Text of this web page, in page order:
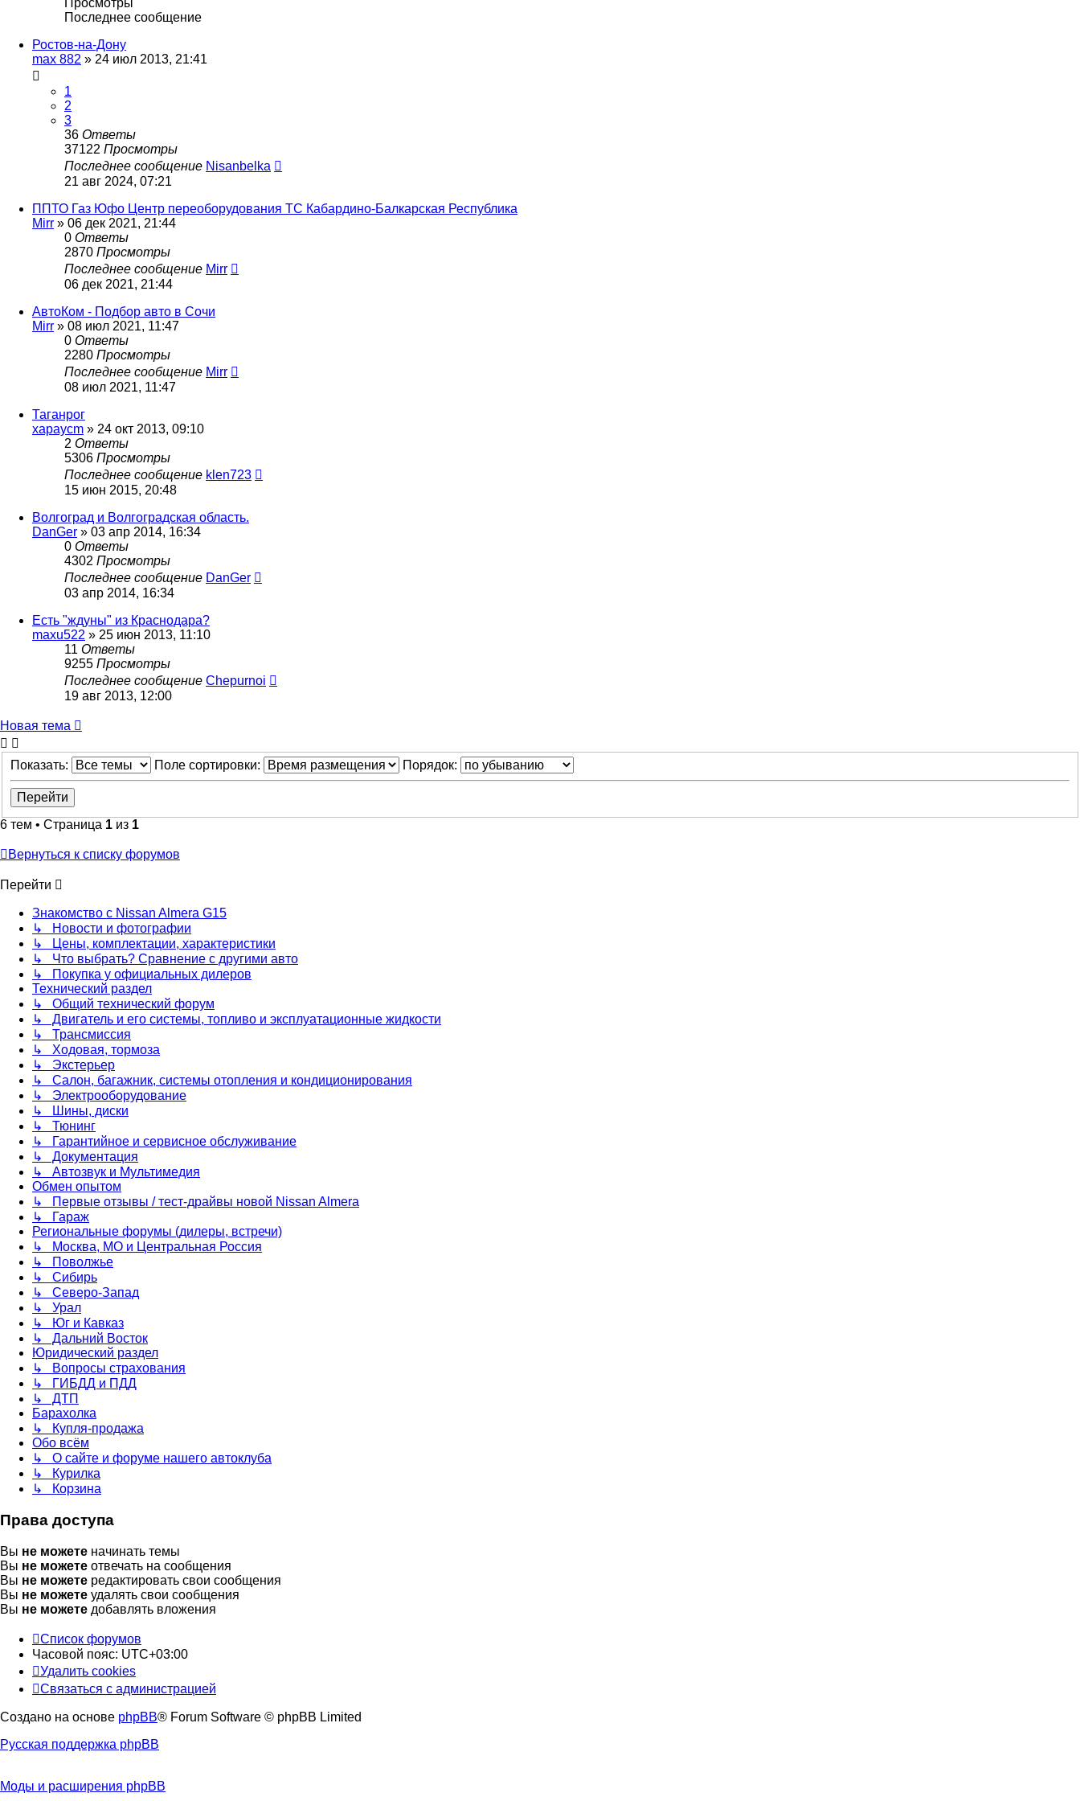
Последнее сообщение
Ростов-на-Дону
max 882 » 24 июл 2013, 21:41
1
2
3
36 Ответы
37122 Просмотры
Последнее сообщение Nisanbelka
21 авг 2024, 07:21
ППТО Газ Юфо Центр переоборудования ТС Кабардино-Балкарская Республика
Mirr » 06 дек 2021, 21:44
0 Ответы
2870 Просмотры
Последнее сообщение Mirr
06 дек 2021, 21:44
АвтоКом - Подбор авто в Сочи
Mirr » 08 июл 2021, 11:47
0 Ответы
2280 Просмотры
Последнее сообщение Mirr
08 июл 2021, 11:47
Таганрог
xapaycm » 24 окт 2013, 09:10
2 Ответы
5306 Просмотры
Последнее сообщение klen723
15 июн 2015, 20:48
Волгоград и Волгоградская область.
DanGer » 03 апр 2014, 16:34
0 Ответы
4302 Просмотры
Последнее сообщение DanGer
03 апр 2014, 16:34
Есть "ждуны" из Краснодара?
maxu522 » 25 июн 2013, 11:10
11 Ответы
9255 Просмотры
Последнее сообщение Chepurnoi
19 авг 2013, 12:00
Новая тема
Показать: Поле сортировки: Порядок:
6 тем • Страница 1 из 1
Вернуться к списку форумов
Перейти
Знакомство с Nissan Almera G15
↳ Новости и фотографии
↳ Цены, комплектации, характеристики
↳ Что выбрать? Сравнение с другими авто
↳ Покупка у официальных дилеров
Технический раздел
↳ Общий технический форум
↳ Двигатель и его системы, топливо и эксплуатационные жидкости
↳ Трансмиссия
↳ Ходовая, тормоза
↳ Экстерьер
↳ Салон, багажник, системы отопления и кондиционирования
↳ Электрооборудование
↳ Шины, диски
↳ Тюнинг
↳ Гарантийное и сервисное обслуживание
↳ Документация
↳ Автозвук и Мультимедия
Обмен опытом
↳ Первые отзывы / тест-драйвы новой Nissan Almera
↳ Гараж
Региональные форумы (дилеры, встречи)
↳ Москва, МО и Центральная Россия
↳ Поволжье
↳ Сибирь
↳ Северо-Запад
↳ Урал
↳ Юг и Кавказ
↳ Дальний Восток
Юридический раздел
↳ Вопросы страхования
↳ ГИБДД и ПДД
↳ ДТП
Барахолка
↳ Купля-продажа
Обо всём
↳ О сайте и форуме нашего автоклуба
↳ Курилка
↳ Корзина
Права доступа
Вы не можете начинать темы
Вы не можете отвечать на сообщения
Вы не можете редактировать свои сообщения
Вы не можете удалять свои сообщения
Вы не можете добавлять вложения
Список форумов
Часовой пояс: UTC+03:00
Удалить cookies
Связаться с администрацией
Создано на основе phpBB® Forum Software © phpBB Limited
Русская поддержка phpBB
Моды и расширения phpBB